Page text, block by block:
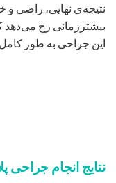
نتیجه‌ی نهایی، راضی و
بیشترزمانی رخ می‌دهد
این جراحی به طور کامل
نتایج انجام جراحی